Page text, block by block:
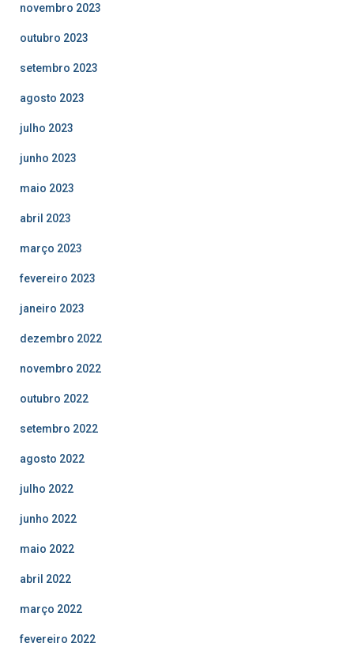
novembro 2023
outubro 2023
setembro 2023
agosto 2023
julho 2023
junho 2023
maio 2023
abril 2023
março 2023
fevereiro 2023
janeiro 2023
dezembro 2022
novembro 2022
outubro 2022
setembro 2022
agosto 2022
julho 2022
junho 2022
maio 2022
abril 2022
março 2022
fevereiro 2022